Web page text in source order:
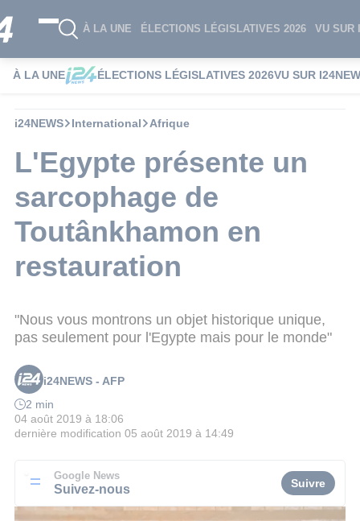
À LA UNE ÉLECTIONS LÉGISLATIVES 2026 VU SUR
À LA UNE ÉLECTIONS LÉGISLATIVES 2026VU SUR
i24NEWS International Afrique
L'Egypte présente un
sarcophage de
Toutânkhamon en
restauration
"Nous vous montrons un objet historique unique,
pas seulement pour l'Egypte mais pour le monde"
i24NEWS - AFP
2 min
04 août 2019 à 18:06
dernière modification 05 août 2019 à 14:49
Google News
Suivez-nous Suivre